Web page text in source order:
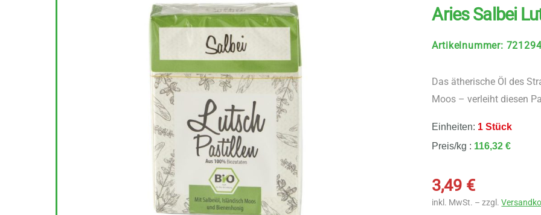
Aries Salbei
Artikelnummer:
Das ätherische Öl des
Moos – verleiht diesen
Einheiten: 1 Stück
Preis/kg : 116,32 €
3,49 €
inkl. MwSt. – zzgl.